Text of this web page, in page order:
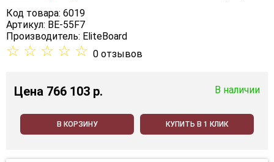
Код товара: 6019
Артикул: BE-55F7
Производитель: EliteBoard
☆ ☆ ☆ ☆ ☆ 0 отзывов
Цена 766 103 p. В наличии
В КОРЗИНУ КУПИТЬ В 1 КЛИК